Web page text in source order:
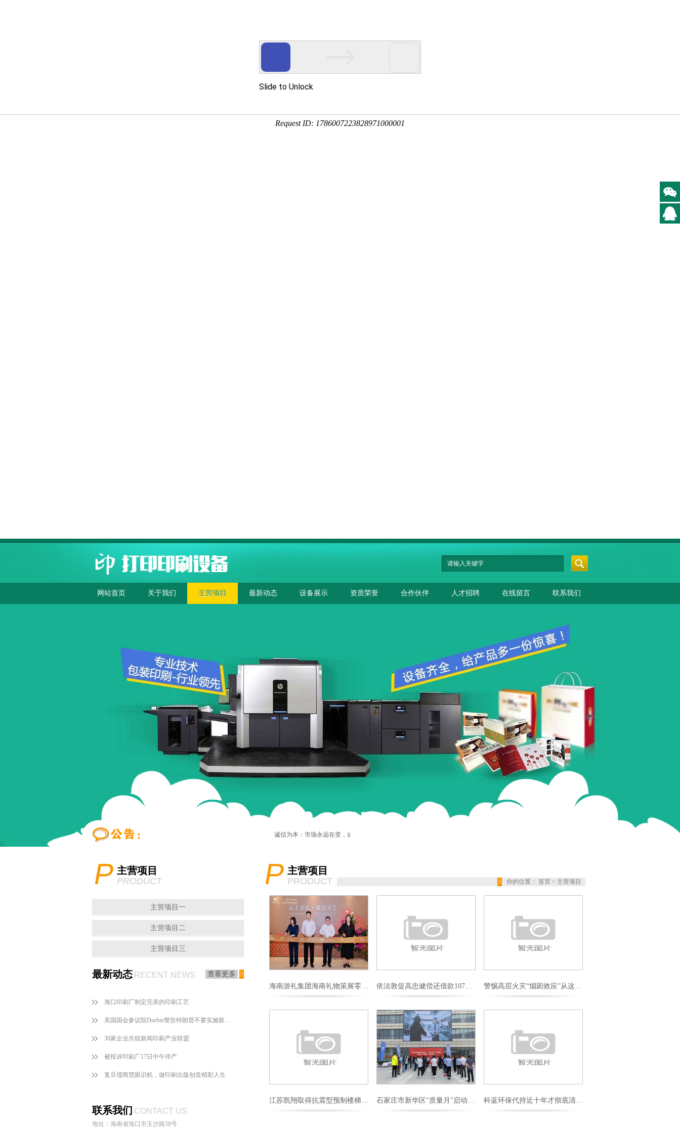
网站首页 关于我们 主营项目 最新动态 设备展示 资质荣誉 合作伙伴 人才招聘 在线留言 联系我们
诚信为本：市场永远在变，诚信永远不变。
P主营项目
PRODUCT
主营项目一
主营项目二
主营项目三
最新动态 RECENT NEWS 查看更多
海口印刷厂制定完美的印刷工艺
美国国会参议院Durbin警告特朗普不要实施新闻印刷纸关税
30家企业共组新闻印刷产业联盟
被投诉印刷厂17日中午停产
复旦儒商慧眼识机，做印刷出版创造精彩人生
联系我们 CONTACT US
地址：海南省海口市玉沙路58号
P主营项目
PRODUCT 你的位置： 首页 > 主营项目
海南游礼集团海南礼物策展零售空间启幕 依法敦促高忠健偿还借款107万元 警惕高层火灾“烟囱效应”从这几点做起
江苏凯翔取得抗震型预制楼梯专利具有承受自上而下冲击力的能力 石家庄市新华区“质量月”启动 现场提供“一站式”维权咨询 科蓝环保代持近十年才彻底清理 报告期内与前员工存股权纠纷